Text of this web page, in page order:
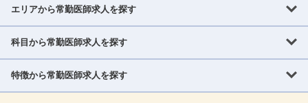
エリアから常勤医師求人を探す
北海道・東北
北海道 青森県 岩手県
科目から常勤医師求人を探す
内科系
特徴から常勤医師求人を探す